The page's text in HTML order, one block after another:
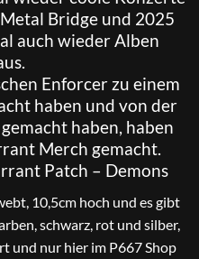
Bridge und 2025
auch wieder Alben
Enforcer zu einem
haben und von der
haben, haben
Merch gemacht.
Patch – Demons
10,5cm hoch und es gibt
schwarz, rot und silber,
und nur hier im P667 Shop